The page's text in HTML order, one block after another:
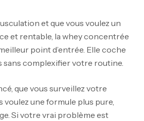
et que vous voulez un
et rentable, la whey concentrée
point d’entrée. Elle coche
sans complexifier votre routine.
que vous surveillez votre
voulez une formule plus pure,
Si votre vrai problème est